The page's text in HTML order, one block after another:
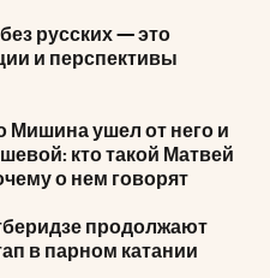
русских — это
и перспективы
Мишина ушел от него и
кто такой Матвей
о нем говорят
продолжают
в парном катании